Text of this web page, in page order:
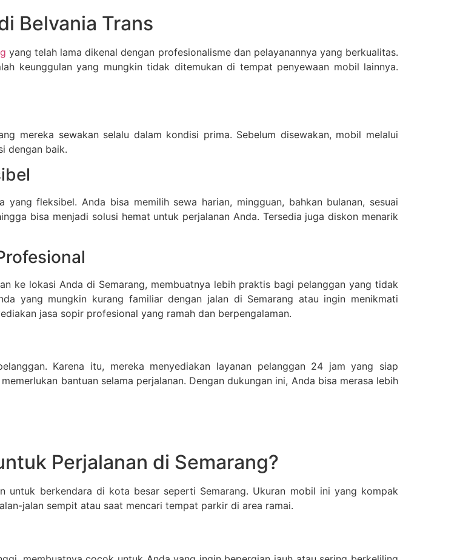
Belvania Trans
yang telah lama dikenal dengan profesionalisme dan pelayanannya yang berkualitas.
keunggulan yang mungkin tidak ditemukan di tempat penyewaan mobil lainnya.
mereka sewakan selalu dalam kondisi prima. Sebelum disewakan, mobil melalui
dengan baik.
fleksibel. Anda bisa memilih sewa harian, mingguan, bahkan bulanan, sesuai
bisa menjadi solusi hemat untuk perjalanan Anda. Tersedia juga diskon menarik
ke lokasi Anda di Semarang, membuatnya lebih praktis bagi pelanggan yang tidak
yang mungkin kurang familiar dengan jalan di Semarang atau ingin menikmati
jasa sopir profesional yang ramah dan berpengalaman.
Karena itu, mereka menyediakan layanan pelanggan 24 jam yang siap
bantuan selama perjalanan. Dengan dukungan ini, Anda bisa merasa lebih
Perjalanan di Semarang?
untuk berkendara di kota besar seperti Semarang. Ukuran mobil ini yang kompak
jalan sempit atau saat mencari tempat parkir di area ramai.